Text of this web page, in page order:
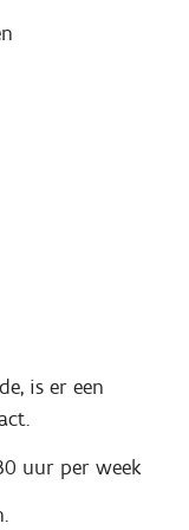
is er een
uur per week